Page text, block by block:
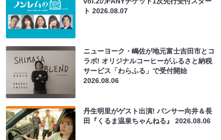
ト2026.08.07
ニューヨーク・嶋佐が地元富士吉田市とコ
ラボ! オリジナルコーヒーがふるさと納税
サービス「わらふる」で受付開始
2026.08.06
丹生明里がゲスト出演! パンサー向井＆長
田『くるま温泉ちゃんねる』2026.08.06